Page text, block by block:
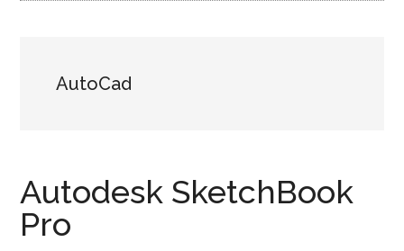
AutoCad
Autodesk SketchBook
Pro